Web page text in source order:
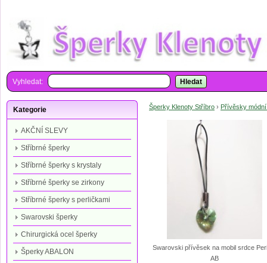
Vyhledat: Hledat
Šperky Klenoty Stříbro › Přívěsky
Swarovski přívěsek na mobil srdce
AB
Kategorie
AKČNÍ SLEVY
Stříbrné šperky
Stříbrné šperky s krystaly
Stříbrné šperky se zirkony
Stříbrné šperky s perličkami
Swarovski šperky
Chirurgická ocel šperky
Šperky ABALON